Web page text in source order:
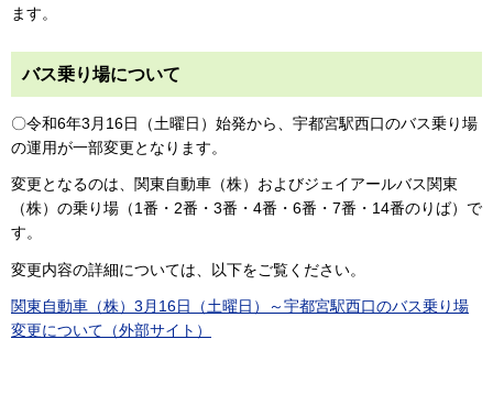
ます。
バス乗り場について
〇令和6年3月16日（土曜日）始発から、宇都宮駅西口のバス乗り場
の運用が一部変更となります。
変更となるのは、関東自動車（株）およびジェイアールバス関東
（株）の乗り場（1番・2番・3番・4番・6番・7番・14番のりば）で
す。
変更内容の詳細については、以下をご覧ください。
関東自動車（株）3月16日（土曜日）～宇都宮駅西口のバス乗り場
変更について（外部サイト）